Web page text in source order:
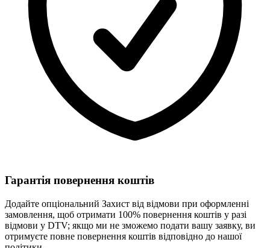
Гарантія повернення коштів
Додайте опціональний Захист від відмови при оформленні
замовлення, щоб отримати 100% повернення коштів у разі
відмови у DTV; якщо ми не зможемо подати вашу заявку, ви
отримуєте повне повернення коштів відповідно до нашої